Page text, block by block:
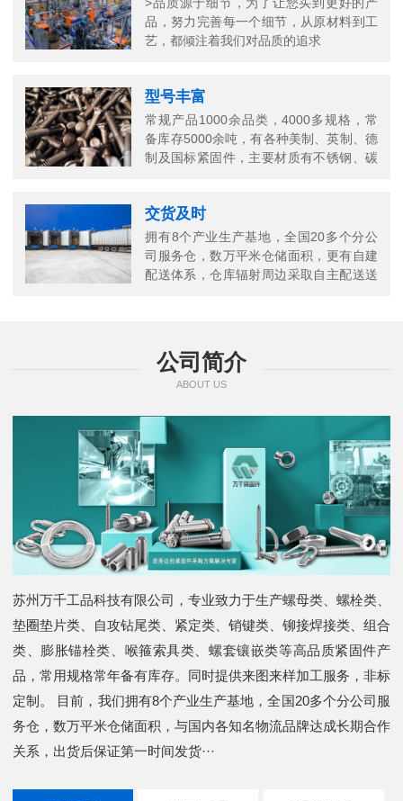
品，努力完善每一个细节，从原材料到工
艺，都倾注着我们对品质的追求
型号丰富
常规产品1000余品类，4000多规格，常
备库存5000余吨，有各种美制、英制、德
制及国标紧固件，主要材质有不锈钢、碳
交货及时
拥有8个产业生产基地，全国20多个分公
司服务仓，数万平米仓储面积，更有自建
配送体系，仓库辐射周边采取自主配送送
公司简介
ABOUT US
苏州万千工品科技有限公司，专业致力于生产螺母类、螺栓类、
垫圈垫片类、自攻钻尾类、紧定类、销键类、铆接焊接类、组合
类、膨胀锚栓类、喉箍索具类、螺套镶嵌类等高品质紧固件产
品，常用规格常年备有库存。同时提供来图来样加工服务，非标
定制。 目前，我们拥有8个产业生产基地，全国20多个分公司服
务仓，数万平米仓储面积，与国内各知名物流品牌达成长期合作
关系，出货后保证第一时间发货···